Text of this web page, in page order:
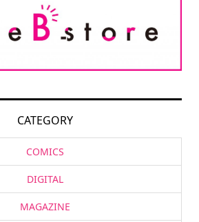
CATEGORY
COMICS
DIGITAL
MAGAZINE